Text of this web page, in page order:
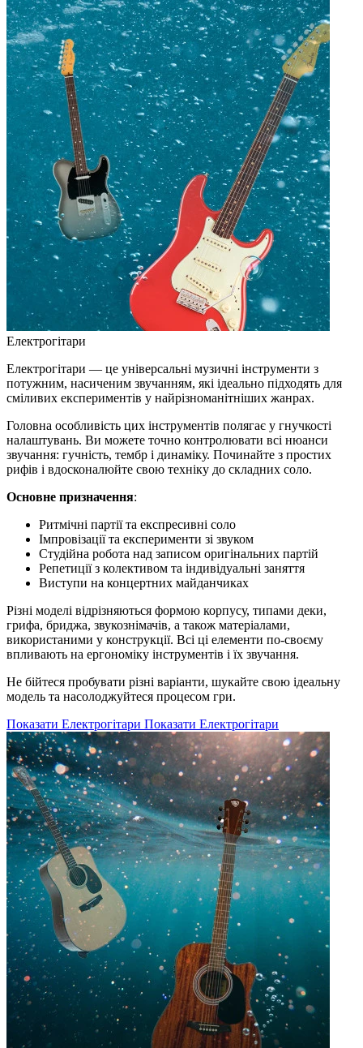
Електрогітари
Електрогітари — це універсальні музичні інструменти з
потужним, насиченим звучанням, які ідеально підходять для
сміливих експериментів у найрізноманітніших жанрах.
Головна особливість цих інструментів полягає у гнучкості
налаштувань. Ви можете точно контролювати всі нюанси
звучання: гучність, тембр і динаміку. Починайте з простих
рифів і вдосконалюйте свою техніку до складних соло.
Основне призначення:
Ритмічні партії та експресивні соло
Імпровізації та експерименти зі звуком
Студійна робота над записом оригінальних партій
Репетиції з колективом та індивідуальні заняття
Виступи на концертних майданчиках
Різні моделі відрізняються формою корпусу, типами деки,
грифа, бриджа, звукознімачів, а також матеріалами,
використаними у конструкції. Всі ці елементи по-своєму
впливають на ергономіку інструментів і їх звучання.
Не бійтеся пробувати різні варіанти, шукайте свою ідеальну
модель та насолоджуйтеся процесом гри.
Показати Електрогітари Показати Електрогітари